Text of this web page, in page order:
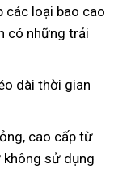
các loại bao cao
có những trải
dài thời gian
cao cấp từ
không sử dụng